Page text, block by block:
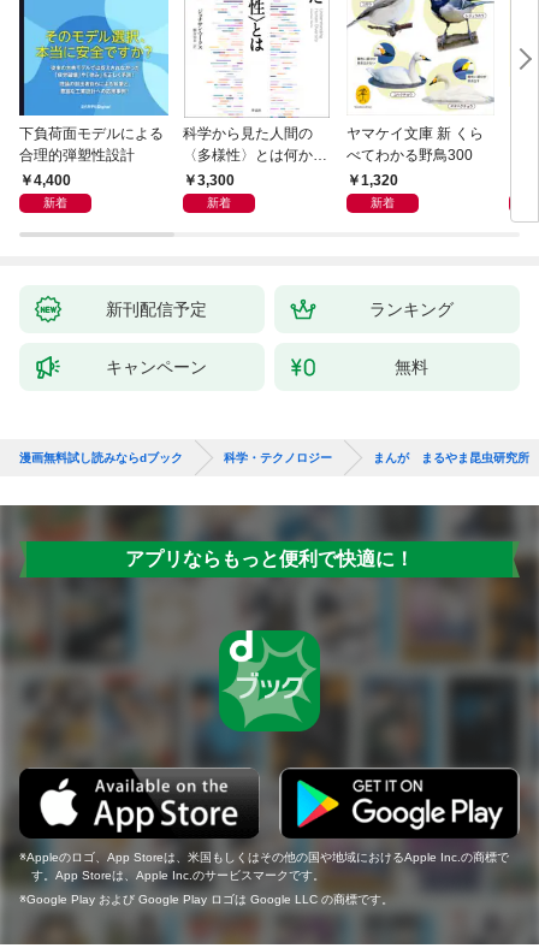
下負荷面モデルによる
合理的弾塑性設計
4,400
新着
科学から見た人間の
〈多様性〉とは何か―
―遺伝科学と疑似科学
3,300
新着
ヤマケイ文庫 新 くら
べてわかる野鳥300
1,320
新着
新刊配信予定 ランキング
キャンペーン 無料
漫画無料試し読みならdブック 科学・テクノロジー まんが まるやま昆虫研究所
アプリならもっと便利で快適に！
Appleのロゴ、App Storeは、米国もしくはその他の国や地域におけるApple Inc.の商標で
す。App Storeは、Apple Inc.のサービスマークです。
Google Play および Google Play ロゴは Google LLC の商標です。